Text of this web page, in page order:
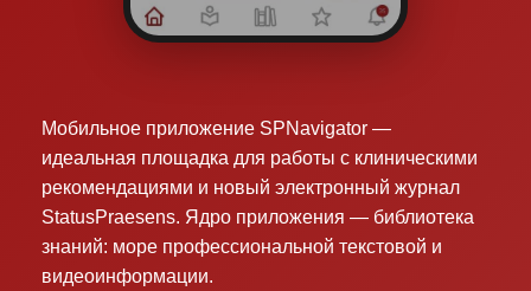
Мобильное приложение SPNavigator —
идеальная площадка для работы с клиническими
рекомендациями и новый электронный журнал
StatusPraesens. Ядро приложения — библиотека
знаний: море профессиональной текстовой и
видеоинформации.